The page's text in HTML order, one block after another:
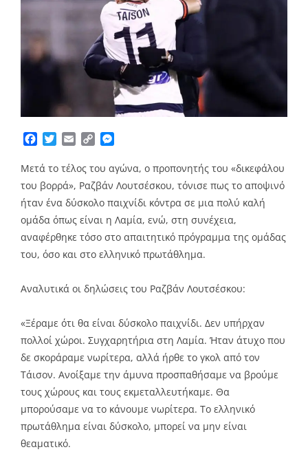
Facebook
TwitterEmailCopy
Μετά το τέλος του αγώνα, ο προπονητής του «δικεφάλου
του βορρά», Ραζβάν Λουτσέσκου, τόνισε πως το αποψινό
ήταν ένα δύσκολο παιχνίδι κόντρα σε μια πολύ καλή
ομάδα όπως είναι η Λαμία, ενώ, στη συνέχεια,
αναφέρθηκε τόσο στο απαιτητικό πρόγραμμα της ομάδας
του, όσο και στο ελληνικό πρωτάθλημα.
Αναλυτικά οι δηλώσεις του Ραζβάν Λουτσέσκου:
«Ξέραμε ότι θα είναι δύσκολο παιχνίδι. Δεν υπήρχαν
πολλοί χώροι. Συγχαρητήρια στη Λαμία. Ήταν άτυχο που
δε σκοράραμε νωρίτερα, αλλά ήρθε το γκολ από τον
Τάισον. Ανοίξαμε την άμυνα προσπαθήσαμε να βρούμε
τους χώρους και τους εκμεταλλευτήκαμε. Θα
μπορούσαμε να το κάνουμε νωρίτερα. Το ελληνικό
πρωτάθλημα είναι δύσκολο, μπορεί να μην είναι
θεαματικό.